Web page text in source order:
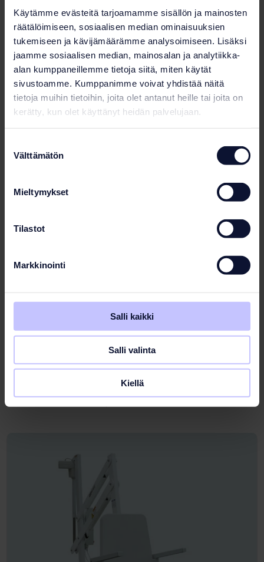
Käytämme evästeitä tarjoamamme sisällön ja mainosten
räätälöimiseen, sosiaalisen median ominaisuuksien
tukemiseen ja kävijämäärämme analysoimiseen. Lisäksi
jaamme sosiaalisen median, mainosalan ja analytiikka-
alan kumppaneillemme tietoja siitä, miten käytät
sivustoamme. Kumppanimme voivat yhdistää näitä
tietoja muihin tietoihin, joita olet antanut heille tai joita on
kerätty, kun olet käyttänyt heidän palvelujaan.
valinta
Välttämätön
Mieltymykset
Tilastot
Markkinointi
Salli kaikki
Salli valinta
Kiellä